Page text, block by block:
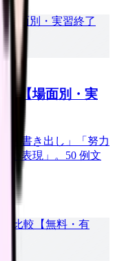
選【場面別・実
「書き出し」「努力
い表現」。50 例文